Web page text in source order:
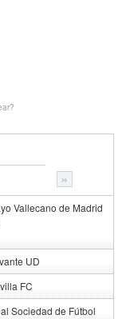
»
Vallecano de Madrid
UD
FC
Sociedad de Fútbol